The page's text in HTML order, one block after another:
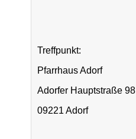
Treffpunkt:
Pfarrhaus Adorf
Adorfer Hauptstraße 98
09221 Adorf